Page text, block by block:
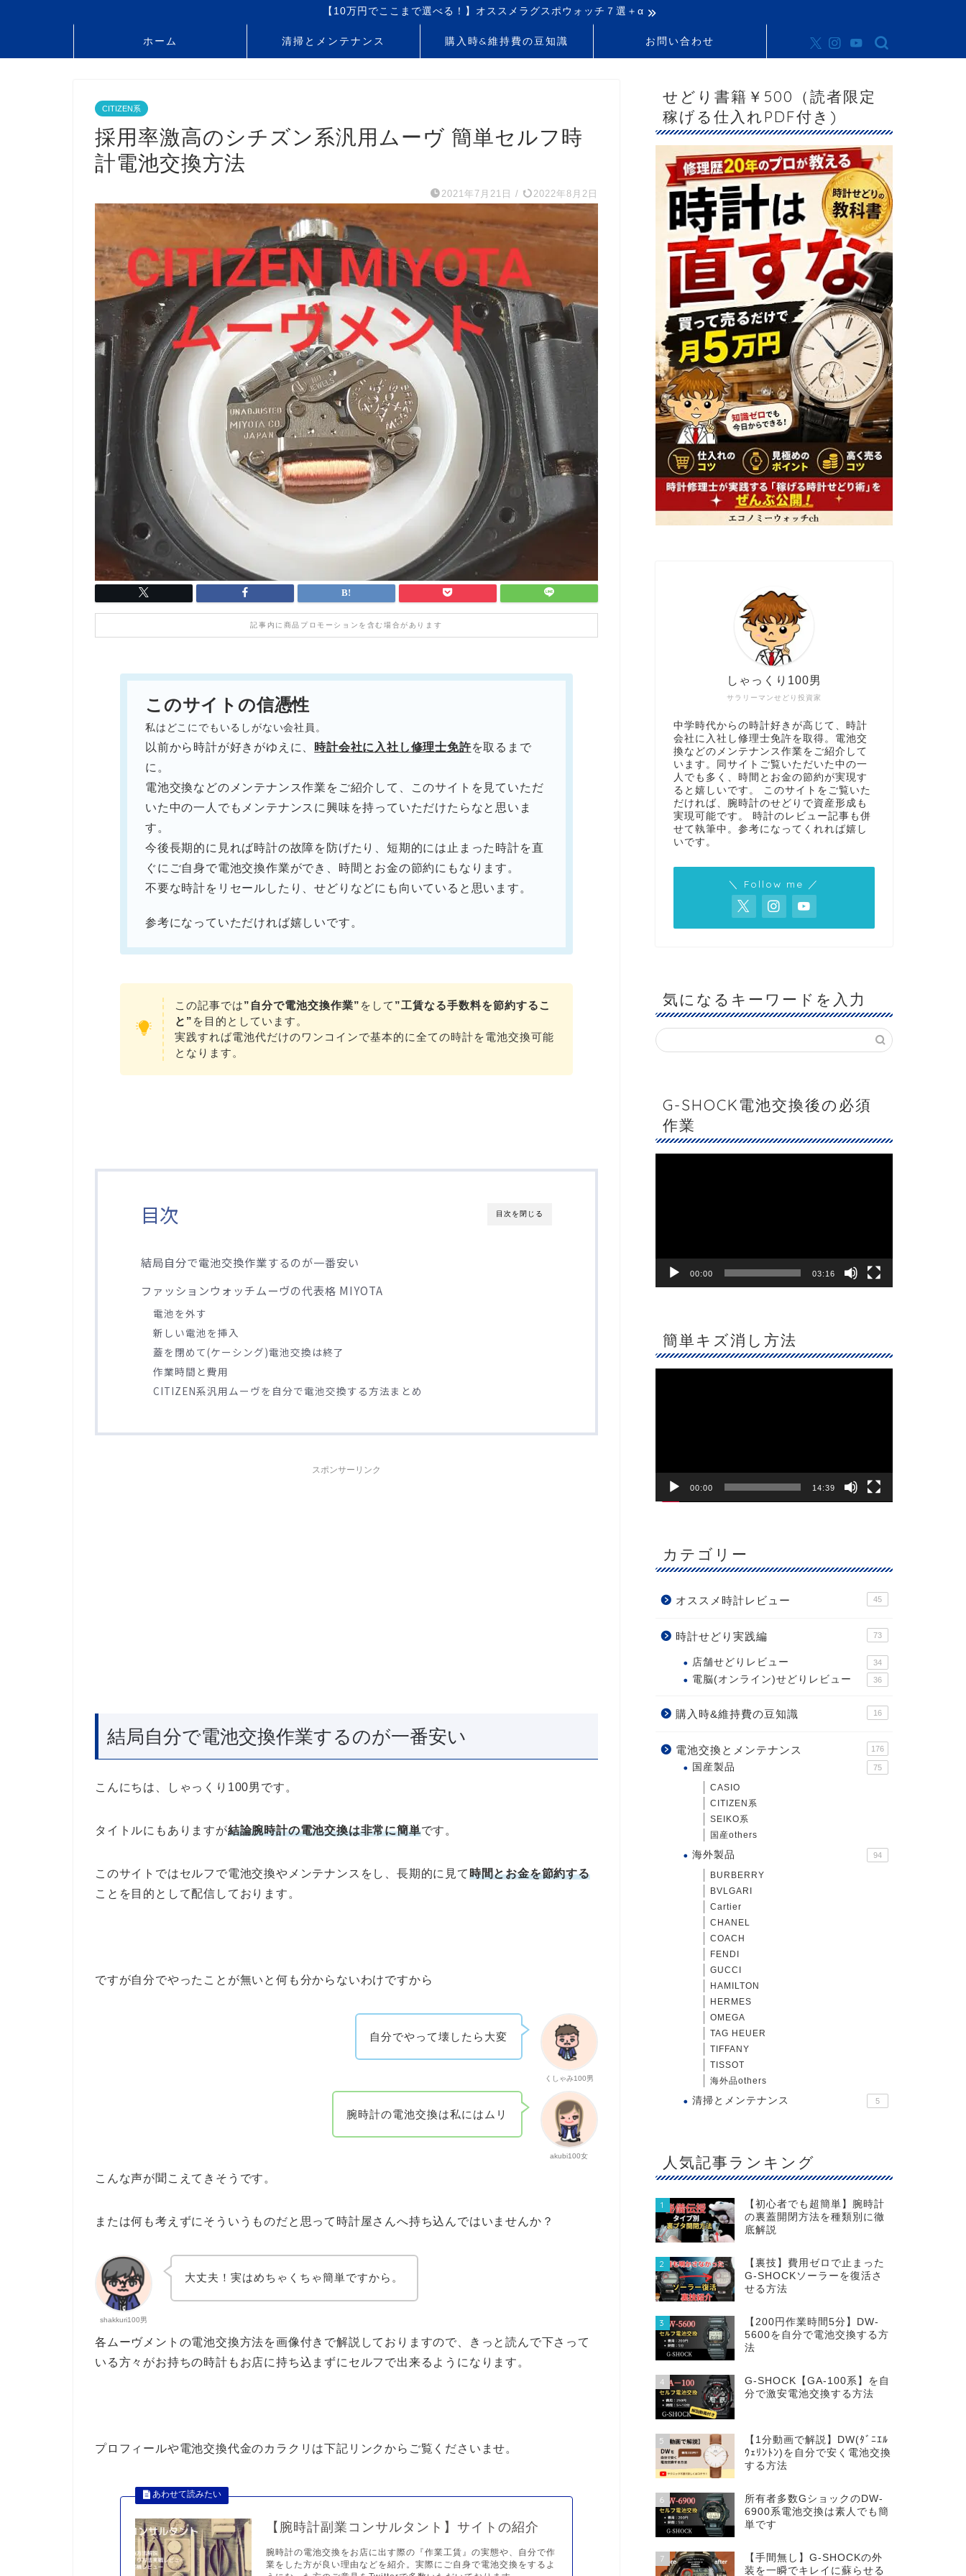
【10万円でここまで選べる！】オススメラグスポウォッチ７選＋α
ホーム 清掃とメンテナンス 購入時&維持費の豆知識 お問い合わせ
CITIZEN系
採用率激高のシチズン系汎用ムーヴ 簡単セルフ時
計電池交換方法
2021年7月21日 / 2022年8月2日
記事内に商品プロモーションを含む場合があります
このサイトの信憑性
私はどこにでもいるしがない会社員。
以前から時計が好きがゆえに、 時計会社に入社し修理士免許を取るまで
に。
電池交換などのメンテナンス作業をご紹介して、このサイトを見ていただ
いた中の一人でもメンテナンスに興味を持っていただけたらなと思いま
す。
今後長期的に見れば時計の故障を防げたり、短期的には止まった時計を直
ぐにご自身で電池交換作業ができ、時間とお金の節約にもなります。
不要な時計をリセールしたり、せどりなどにも向いていると思います。
参考になっていただければ嬉しいです。
この記事では”自分で電池交換作業” をして ”工賃なる手数料を節約するこ
と” を目的としています。
実践すれば電池代だけのワンコインで基本的に全ての時計を電池交換可能
となります。
目次を閉じる
目次
結局自分で電池交換作業するのが一番安い
ファッションウォッチムーヴの代表格 MIYOTA
電池を外す
新しい電池を挿入
蓋を閉めて(ケーシング)電池交換は終了
作業時間と費用
CITIZEN系汎用ムーヴを自分で電池交換する方法まとめ
スポンサーリンク
結局自分で電池交換作業するのが一番安い
こんにちは、しゃっくり100男です。
タイトルにもありますが結論腕時計の電池交換は非常に簡単です。
このサイトではセルフで電池交換やメンテナンスをし、長期的に見て時間とお金を節約する
ことを目的として配信しております。
ですが自分でやったことが無いと何も分からないわけですから
くしゃみ100男
自分でやって壊したら大変
akubi100女
腕時計の電池交換は私にはムリ
こんな声が聞こえてきそうです。
または何も考えずにそういうものだと思って時計屋さんへ持ち込んではいませんか？
shakkuri100男
大丈夫！実はめちゃくちゃ簡単ですから。
各ムーヴメントの電池交換方法を画像付きで解説しておりますので、きっと読んで下さって
いる方々がお持ちの時計もお店に持ち込まずにセルフで出来るようになります。
プロフィールや電池交換代金のカラクリは下記リンクからご覧くださいませ。
【腕時計副業コンサルタント】サイトの紹介
腕時計の電池交換をお店に出す際の『作業工賃』の実態や、自分で作
業をした方が良い理由などを紹介。実際にご自身で電池交換をするよ
せどり書籍￥500（読者限定
稼げる仕入れPDF付き)
サラリーマンせどり投資家
しゃっくり100男
中学時代からの時計好きが高じて、時計
会社に入社し修理士免許を取得。電池交
換などのメンテナンス作業をご紹介して
います。同サイトご覧いただいた中の一
人でも多く、時間とお金の節約が実現す
ると嬉しいです。 このサイトをご覧いた
だければ、腕時計のせどりで資産形成も
実現可能です。 時計のレビュー記事も併
せて執筆中。参考になってくれれば嬉し
いです。
＼ Follow me ／
気になるキーワードを入力
G-SHOCK電池交換後の必須
作業
00:00 03:16
簡単キズ消し方法
00:00 14:39
カテゴリー
オススメ時計レビュー 45
時計せどり実践編 73
店舗せどりレビュー 34
電脳(オンライン)せどりレビュー 36
購入時&維持費の豆知識 16
電池交換とメンテナンス 176
国産製品 75
CASIO
CITIZEN系
SEIKO系
国産others
海外製品 94
BURBERRY
BVLGARI
Cartier
CHANEL
COACH
FENDI
GUCCI
HAMILTON
HERMES
OMEGA
TAG HEUER
TIFFANY
TISSOT
海外品others
清掃とメンテナンス 5
人気記事ランキング
1
【初心者でも超簡単】腕時計
の裏蓋開閉方法を種類別に徹
底解説
2
【裏技】費用ゼロで止まった
G-SHOCKソーラーを復活さ
せる方法
3
【200円作業時間5分】DW‐
5600を自分で電池交換する方
法
4
G-SHOCK【GA-100系】を自
分で激安電池交換する方法
5
【1分動画で解説】DW(ﾀﾞﾆｴﾙ
ｳｪﾘﾝﾄﾝ)を自分で安く電池交換
する方法
6
所有者多数GショックのDW-
6900系電池交換は素人でも簡
単です
7
【手間無し】G-SHOCKの外
装を一瞬でキレイに蘇らせる